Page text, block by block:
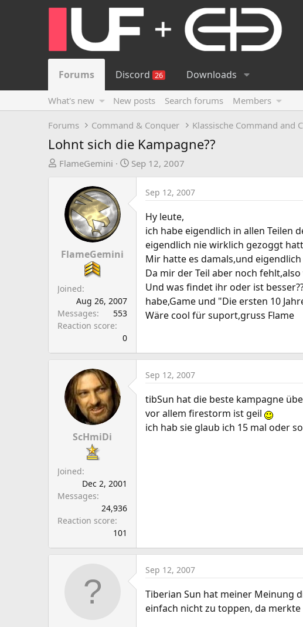
Forums Discord 26 Downloads
What's new New posts Search forums Members
Forums Command & Conquer Klassische Command and
Lohnt sich die Kampagne??
T
t
r
FlameGemini
S
r
Sep 12, 2007
FlameGemini
Joined
Aug 26, 2007
Messages
553
Reaction score
0
Sep 12, 2007
Hy leute,
ich habe eigendlich in allen Teilen
eigendlich nie wirklich gezoggt
Mir hatte es damals,und
Da mir der Teil aber noch
Und was findet ihr oder ist
habe,Game und "Die ersten 10
Wäre cool für suport,gruss Flame
ScHmiDi
Joined
Dec 2, 2001
Messages
24,936
Reaction score
101
Sep 12, 2007
tibSun hat die beste kampagne
vor allem firestorm ist geil
ich hab sie glaub ich 15 mal oder
Sep 12, 2007
Tiberian Sun hat meiner Meinung
einfach nicht zu toppen, da merkte